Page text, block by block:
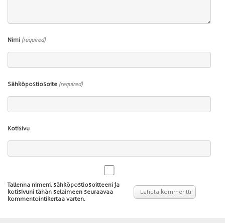
Nimi (required)
Sähköpostiosoite (required)
Kotisivu
Tallenna nimeni, sähköpostiosoitteeni ja
kotisivuni tähän selaimeen seuraavaa
kommentointikertaa varten.